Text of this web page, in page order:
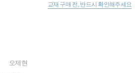
교재 구매 전, 반드시 확인해주세요
오제현